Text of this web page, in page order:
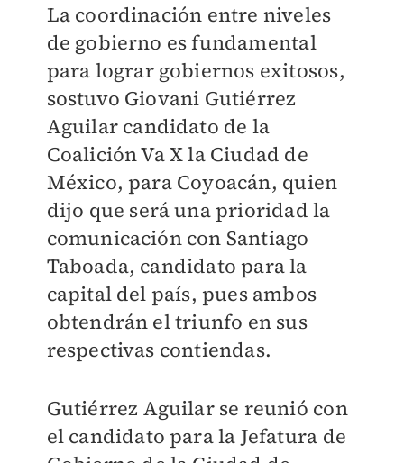
La coordinación entre niveles
de gobierno es fundamental
para lograr gobiernos exitosos,
sostuvo Giovani Gutiérrez
Aguilar candidato de la
Coalición Va X la Ciudad de
México, para Coyoacán, quien
dijo que será una prioridad la
comunicación con Santiago
Taboada, candidato para la
capital del país, pues ambos
obtendrán el triunfo en sus
respectivas contiendas.
Gutiérrez Aguilar se reunió con
el candidato para la Jefatura de